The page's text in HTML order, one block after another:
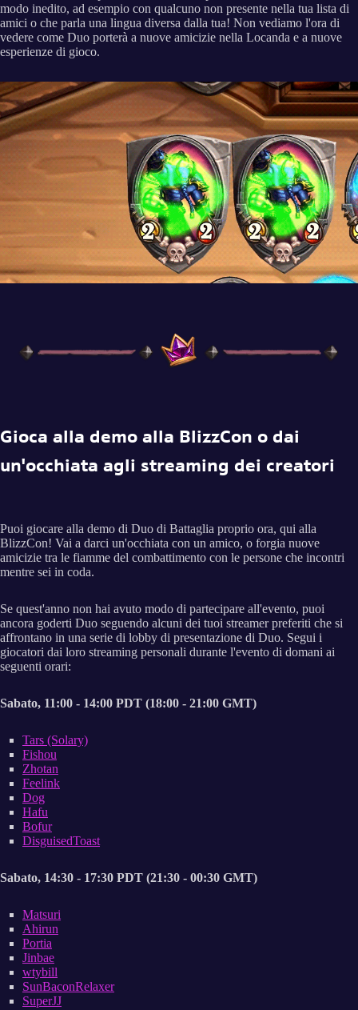
modo inedito, ad esempio con qualcuno non presente nella tua lista di
amici o che parla una lingua diversa dalla tua! Non vediamo l'ora di
vedere come Duo porterà a nuove amicizie nella Locanda e a nuove
esperienze di gioco.
Gioca alla demo alla BlizzCon o dai
un'occhiata agli streaming dei creatori
Puoi giocare alla demo di Duo di Battaglia proprio ora, qui alla
BlizzCon! Vai a darci un'occhiata con un amico, o forgia nuove
amicizie tra le fiamme del combattimento con le persone che incontri
mentre sei in coda.
Se quest'anno non hai avuto modo di partecipare all'evento, puoi
ancora goderti Duo seguendo alcuni dei tuoi streamer preferiti che si
affrontano in una serie di lobby di presentazione di Duo. Segui i
giocatori dai loro streaming personali durante l'evento di domani ai
seguenti orari:
Sabato, 11:00 - 14:00 PDT (18:00 - 21:00 GMT)
Tars (Solary)
Fishou
Zhotan
Feelink
Dog
Hafu
Bofur
DisguisedToast
Sabato, 14:30 - 17:30 PDT (21:30 - 00:30 GMT)
Matsuri
Ahirun
Portia
Jinbae
wtybill
SunBaconRelaxer
SuperJJ